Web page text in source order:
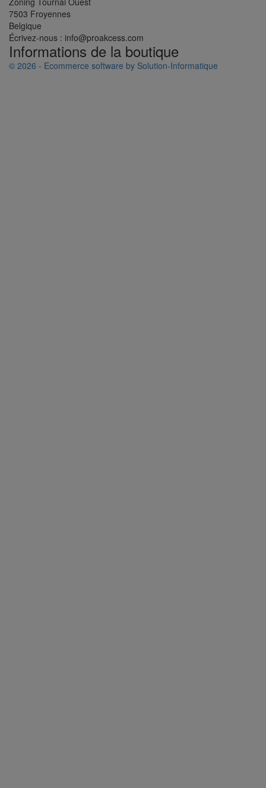
7503 Froyennes
Belgique
Écrivez-nous : info@proakcess.com
Informations de la boutique
© 2026 - Ecommerce software by Solution-Informatique